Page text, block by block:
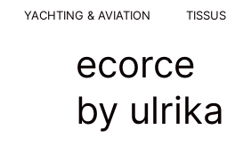
YACHTING & AVIATION TISSUS
ecorce
by